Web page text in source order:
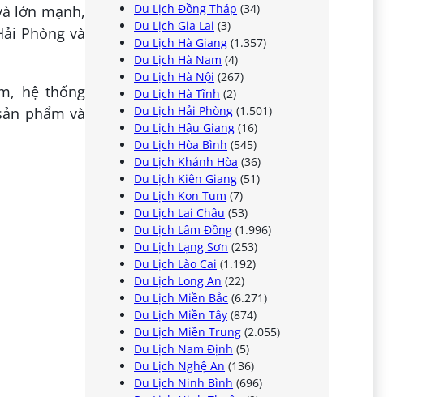
lớn mạnh,
Phòng và
hệ thống
phẩm và
Du Lịch Đồng Tháp (34)
Du Lịch Gia Lai (3)
Du Lịch Hà Giang (1.357)
Du Lịch Hà Nam (4)
Du Lịch Hà Nội (267)
Du Lịch Hà Tĩnh (2)
Du Lịch Hải Phòng (1.501)
Du Lịch Hậu Giang (16)
Du Lịch Hòa Bình (545)
Du Lịch Khánh Hòa (36)
Du Lịch Kiên Giang (51)
Du Lịch Kon Tum (7)
Du Lịch Lai Châu (53)
Du Lịch Lâm Đồng (1.996)
Du Lịch Lạng Sơn (253)
Du Lịch Lào Cai (1.192)
Du Lịch Long An (22)
Du Lịch Miền Bắc (6.271)
Du Lịch Miền Tây (874)
Du Lịch Miền Trung (2.055)
Du Lịch Nam Định (5)
Du Lịch Nghệ An (136)
Du Lịch Ninh Bình (696)